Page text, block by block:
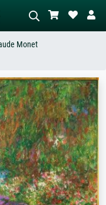
scenen – for eksempel grønn
med mye rødt, mørkt
stående akt ved et tre.
Monet